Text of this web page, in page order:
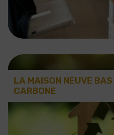
LA MAISON NEUVE BAS
CARBONE